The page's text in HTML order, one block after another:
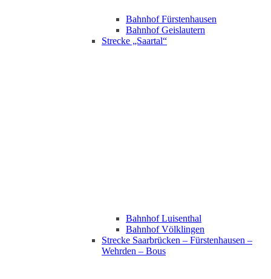
Bahnhof Fürstenhausen
Bahnhof Geislautern
Strecke „Saartal“
Bahnhof Luisenthal
Bahnhof Völklingen
Strecke Saarbrücken – Fürstenhausen –
Wehrden – Bous